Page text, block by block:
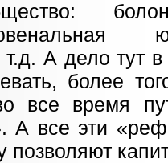
А дело тут
более
все время
А все эти
позволяют